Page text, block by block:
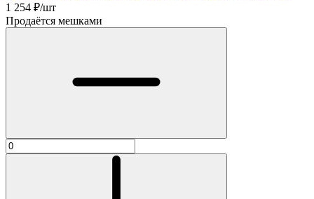
1 254 ₽/шт
Продаётся мешками